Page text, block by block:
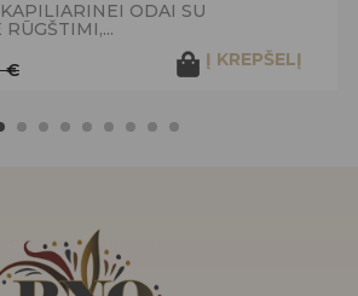
ODAI SU
€ Į KREPŠELĮ